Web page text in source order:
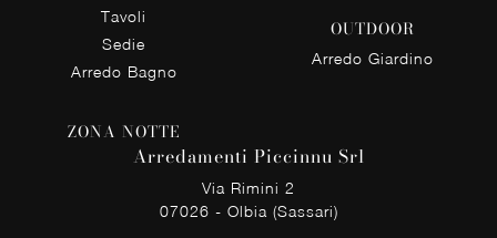
Tavoli
Sedie
Arredo Bagno
ZONA NOTTE
OUTDOOR
Arredo Giardino
Arredamenti Piccinnu Srl
Via Rimini 2
07026 - Olbia (Sassari)